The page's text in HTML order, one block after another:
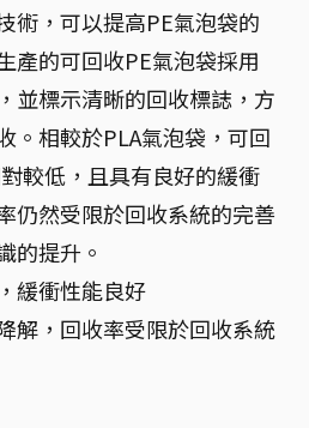
術，可以提高PE氣泡袋的
產的可回收PE氣泡袋採用
並標示清晰的回收標誌，方
。相較於PLA氣泡袋，可回
較低，且具有良好的緩衝
仍然受限於回收系統的完善
的提升。
緩衝性能良好
解，回收率受限於回收系統